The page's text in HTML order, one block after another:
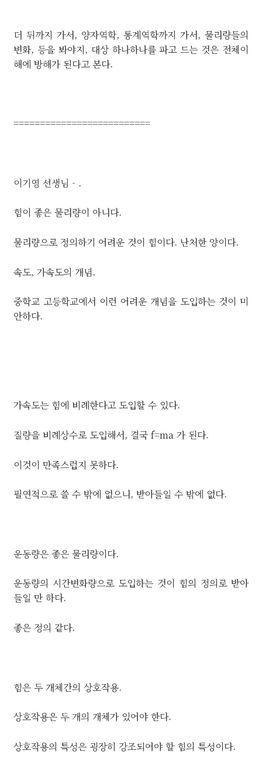
더 뒤까지 가서, 양자역학, 통계역학까지 가서, 물리량들의
변화, 등을 봐야지, 대상 하나하나를 파고 드는 것은 전체이
해에 방해가 된다고 본다.
==========================
이기영 선생님 - .
힘이 좋은 물리량이 아니다.
물리량으로 정의하기 어려운 것이 힘이다. 난처한 양이다.
속도, 가속도의 개념.
중학교 고등학교에서 이런 어려운 개념을 도입하는 것이 미
안하다.
가속도는 힘에 비례한다고 도입할 수 있다.
질량을 비례상수로 도입해서, 결국 f=ma 가 된다.
이것이 만족스럽지 못하다.
필연적으로 쓸 수 밖에 없으니, 받아들일 수 밖에 없다.
운동량은 좋은 물리량이다.
운동량의 시간변화량으로 도입하는 것이 힘의 정의로 받아
들일 만 하다.
좋은 정의 같다.
힘은 두 개체간의 상호작용.
상호작용은 두 개의 개체가 있어야 한다.
상호작용의 특성은 굉장히 강조되어야 할 힘의 특성이다.